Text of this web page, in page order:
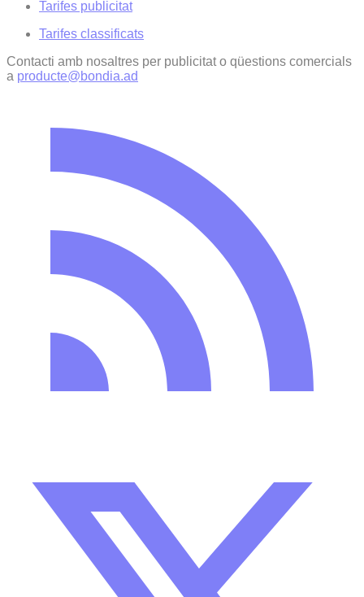
Tarifes publicitat
Tarifes classificats
Contacti amb nosaltres per publicitat o qüestions comercials
a producte@bondia.ad